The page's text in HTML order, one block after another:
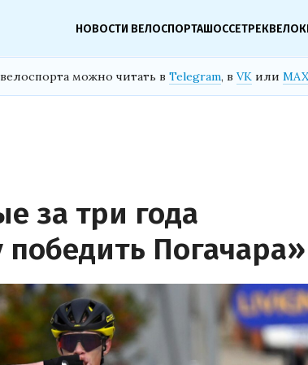
НОВОСТИ ВЕЛОСПОРТАШОССЕТРЕК
можно читать в Telegram, в VK или MAX
за три года
победить Погачара»